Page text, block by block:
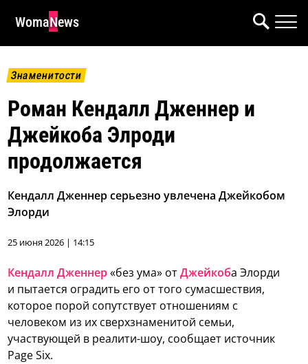
WomaNews
Знаменитости
Роман Кендалл Дженнер и
Джейкоба Элроди
продолжается
Кендалл Дженнер серьезно увлечена Джейкобом
Элорди
25 июня 2026 | 14:15
Кендалл Дженнер«без ума» отДжейкоба Элорди
и пытается оградить его от того сумасшествия,
которое порой сопутствует отношениям с
человеком из их сверхзнаменитой семьи,
участвующей в реалити-шоу, сообщает источник
Page Six.